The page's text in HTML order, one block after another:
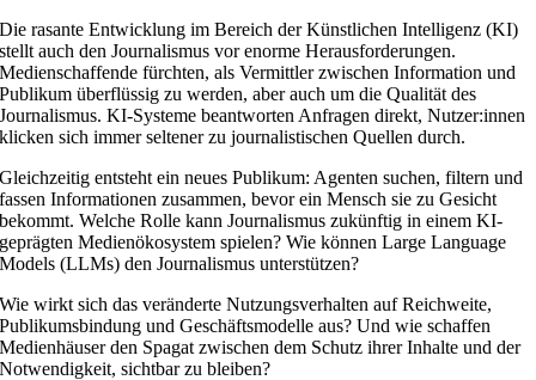
Die rasante Entwicklung im Bereich der Künstlichen Intelligenz (KI)
stellt auch den Journalismus vor enorme Herausforderungen.
Medienschaffende fürchten, als Vermittler zwischen Information und
Publikum überflüssig zu werden, aber auch um die Qualität des
Journalismus. KI-Systeme beantworten Anfragen direkt, Nutzer:innen
klicken sich immer seltener zu journalistischen Quellen durch.
Gleichzeitig entsteht ein neues Publikum: Agenten suchen, filtern und
fassen Informationen zusammen, bevor ein Mensch sie zu Gesicht
bekommt. Welche Rolle kann Journalismus zukünftig in einem KI-
geprägten Medienökosystem spielen? Wie können Large Language
Models (LLMs) den Journalismus unterstützen?
Wie wirkt sich das veränderte Nutzungsverhalten auf Reichweite,
Publikumsbindung und Geschäftsmodelle aus? Und wie schaffen
Medienhäuser den Spagat zwischen dem Schutz ihrer Inhalte und der
Notwendigkeit, sichtbar zu bleiben?